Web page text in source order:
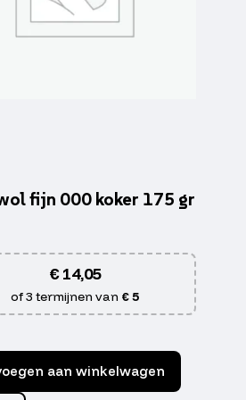
fijn 000 koker 175 gr
€14,05
of 3 termijnen van € 5
aan winkelwagen